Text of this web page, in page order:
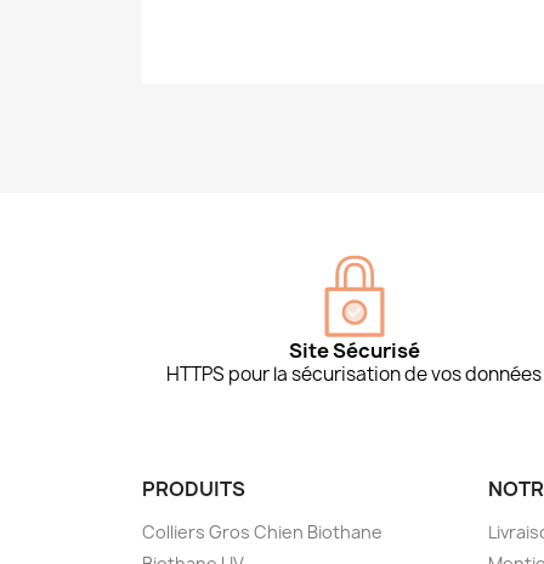
Site Sécurisé
HTTPS pour la sécurisation de vos données
PRODUITS
Colliers Gros Chien Biothane